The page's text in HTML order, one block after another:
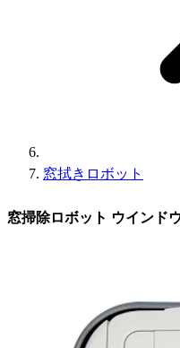
窓拭きロボット
窓掃除ロボット ウインド